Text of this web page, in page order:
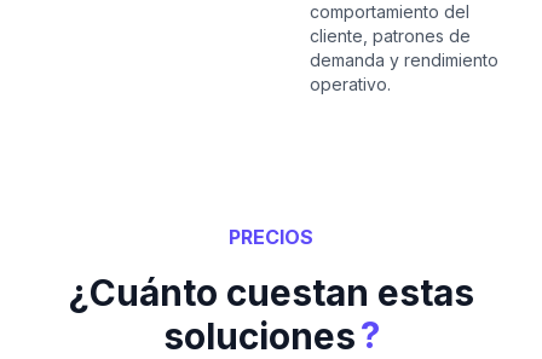
comportamiento del
cliente, patrones de
demanda y rendimiento
operativo.
PRECIOS
¿Cuánto cuestan estas
soluciones?